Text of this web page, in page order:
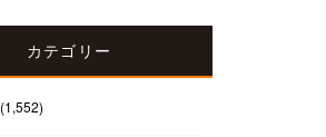
カテゴリー
(1,552)